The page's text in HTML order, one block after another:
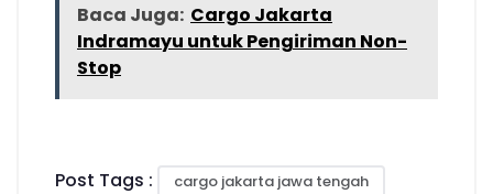
Baca Juga: Cargo Jakarta
Indramayu untuk Pengiriman Non-
Stop
Post Tags : cargo jakarta jawa tengah